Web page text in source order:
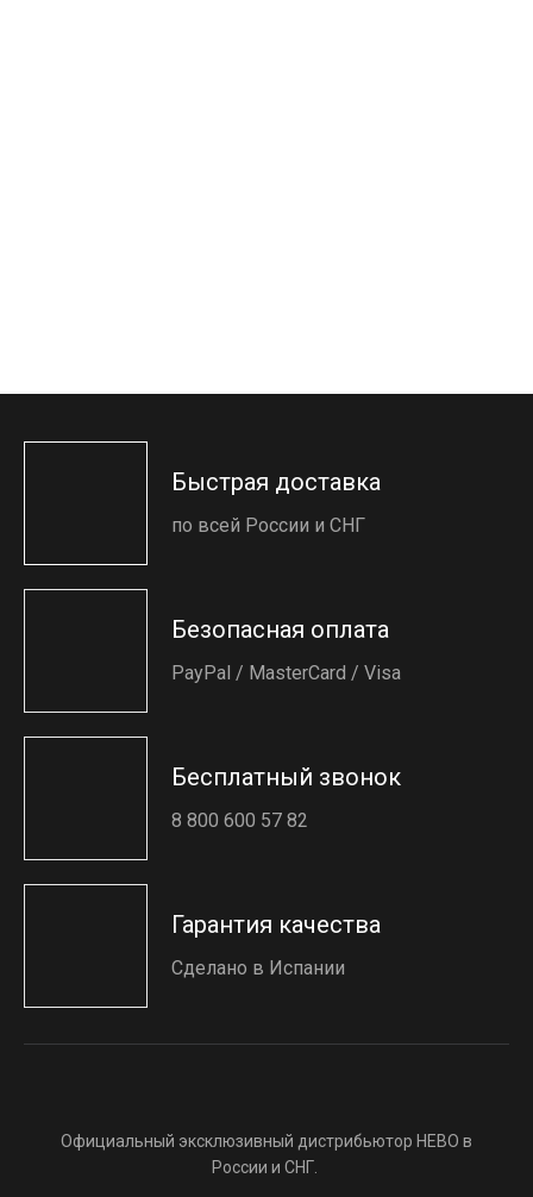
Быстрая доставка
по всей России и СНГ
Безопасная оплата
PayPal / MasterCard / Visa
Бесплатный звонок
8 800 600 57 82
Гарантия качества
Сделано в Испании
Официальный эксклюзивный дистрибьютор HEBO в
России и СНГ.